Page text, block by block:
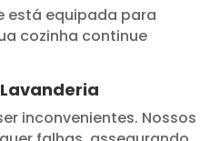
está equipada para
cozinha continue
inconvenientes. Nossos